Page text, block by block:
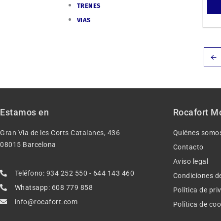
TRENES
VIAS
←
Estamos en
Gran Via de les Corts Catalanes, 436
08015 Barcelona
Teléfono: 934 252 550 - 644 143 460
Whatsapp: 608 779 858
info@rocafort.com
Rocafort
Quiénes
Contacto
Aviso legal
Condiciones
Política de
Política de